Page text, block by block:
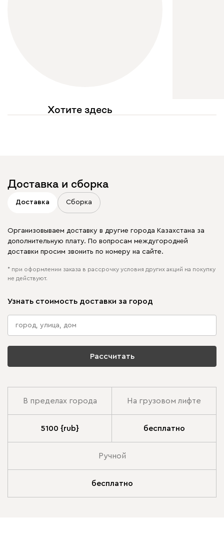
Хотите здесь
Доставка и сборка
Доставка Сборка
Организовываем доставку в другие города Казахстана за
дополнительную плату. По вопросам междугородней
доставки просим звонить по номеру на сайте.
* при оформлении заказа в рассрочку условия других акций на покупку
не действуют.
Узнать стоимость доставки за город
Рассчитать
В пределах города На грузовом лифте
5100 {rub} бесплатно
Ручной
бесплатно